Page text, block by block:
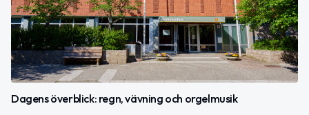
Dagens överblick: regn, vävning och orgelmusik